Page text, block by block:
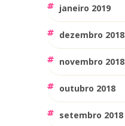
janeiro 2019
dezembro 2018
novembro 2018
outubro 2018
setembro 2018